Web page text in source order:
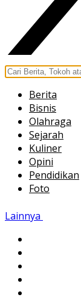
Berita
Bisnis
Olahraga
Sejarah
Kuliner
Opini
Pendidikan
Foto
Lainnya